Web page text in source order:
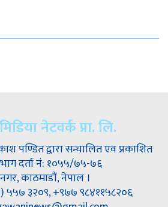
नेटवर्क प्रा. लि.
पण्डित द्वारा सन्चालित एव प्रकाशित
दर्ता नं: १०५५/७५-७६
काठमाडौं, नेपाल ।
५५७ ३२०९, +९७७ ९८४११५८२०६